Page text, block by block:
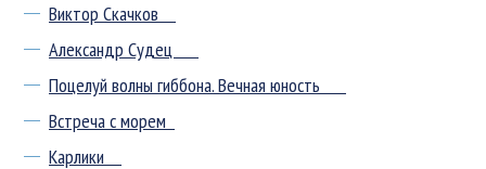
Виктор Скачков
Александр Судец
Поцелуй волны гиббона. Вечная юность
Встреча с морем
Карлики